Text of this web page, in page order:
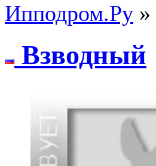
Ипподром.Ру »
Bзводный